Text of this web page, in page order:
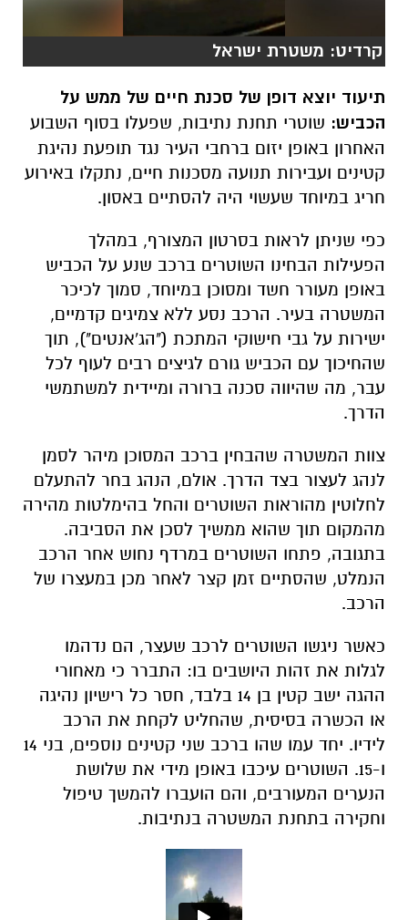
קרדיט: משטרת ישראל
תיעוד יוצא דופן של סכנת חיים של ממש על
הכביש: שוטרי תחנת נתיבות, שפעלו בסוף השבוע
האחרון באופן יזום ברחבי העיר נגד תופעת נהיגת
קטינים ועבירות תנועה מסכנות חיים, נתקלו באירוע
חריג במיוחד שעשוי היה להסתיים באסון.
כפי שניתן לראות בסרטון המצורף, במהלך
הפעילות הבחינו השוטרים ברכב שנע על הכביש
באופן מעורר חשד ומסוכן במיוחד, סמוך לכיכר
המשטרה בעיר. הרכב נסע ללא צמיגים קדמיים,
ישירות על גבי חישוקי המתכת ("הג'אנטים"), תוך
שהחיכוך עם הכביש גורם לגיצים רבים לעוף לכל
עבר, מה שהיווה סכנה ברורה ומיידית למשתמשי
הדרך.
צוות המשטרה שהבחין ברכב המסוכן מיהר לסמן
לנהג לעצור בצד הדרך. אולם, הנהג בחר להתעלם
לחלוטין מהוראות השוטרים והחל בהימלטות מהירה
מהמקום תוך שהוא ממשיך לסכן את הסביבה.
בתגובה, פתחו השוטרים במרדף נחוש אחר הרכב
הנמלט, שהסתיים זמן קצר לאחר מכן במעצרו של
הרכב.
כאשר ניגשו השוטרים לרכב שעצר, הם נדהמו
לגלות את זהות היושבים בו: התברר כי מאחורי
ההגה ישב קטין בן 14 בלבד,
חסר כל רישיון נהיגה
או הכשרה בסיסית, שהחליט לקחת את הרכב
לידיו. יחד עמו שהו ברכב שני קטינים נוספים,
בני 14
ו-15.
השוטרים עיכבו באופן מידי את שלושת
הנערים המעורבים, והם הועברו להמשך טיפול
וחקירה בתחנת המשטרה בנתיבות.